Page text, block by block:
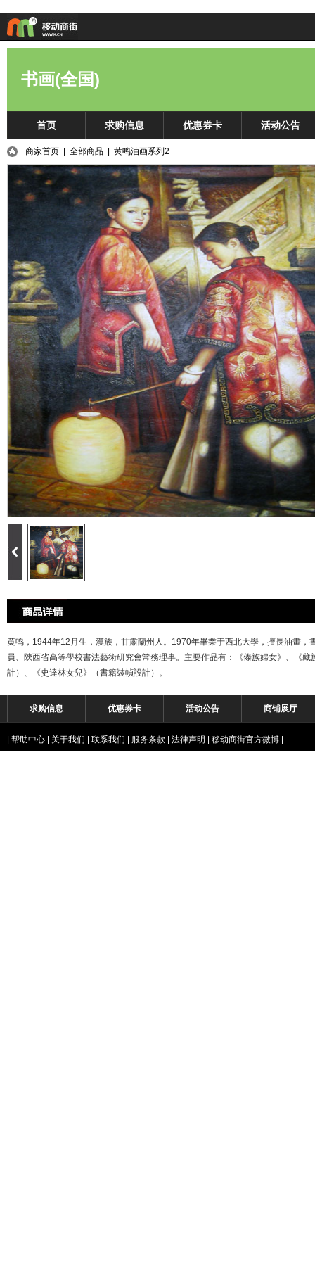
书画(全国)
首页 求购信息 优惠券卡 活动公告
商家首页 全部商品 | 黄鸣油画系列2
黄鸣，1944年12月生，漢族，甘肅蘭州人。1970年畢業于西北大學，擅長油畫
員、陝西省高等學校書法藝術研究會常務理事。主要作品有：《傣族婦女》、《
計）、《史達林女兒》（書籍裝幀設計）。
求购信息 优惠券卡 活动公告 商铺展厅
帮助中心 关于我们 联系我们 服务条款 法律声明 移动商街官方微博